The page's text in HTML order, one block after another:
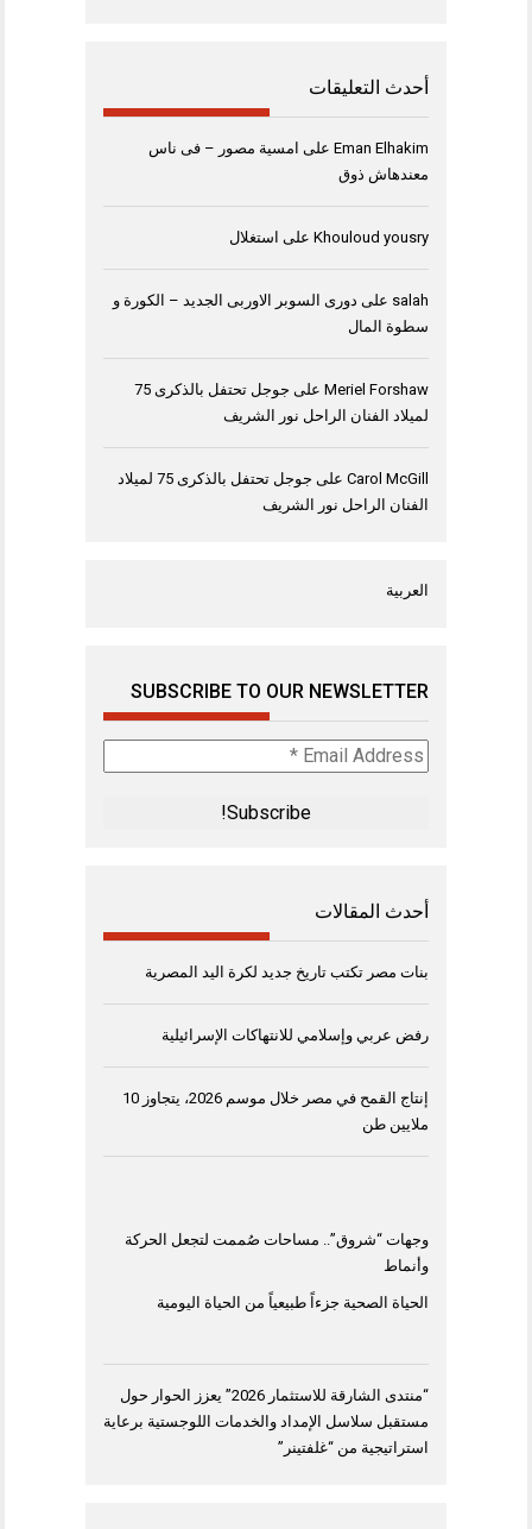
أحدث التعليقات
Eman Elhakim على امسية مصور – فى ناس
معندهاش ذوق
Khouloud yousry على استغلال
salah على دورى السوبر الاوربى الجديد – الكورة و
سطوة المال
Meriel Forshaw على
جوجل تحتفل بالذكرى 75
لميلاد الفنان الراحل نور الشريف
Carol McGill على
جوجل تحتفل بالذكرى 75 لميلاد
الفنان الراحل نور الشريف
العربية
SUBSCRIBE TO OUR NEWSLETTER
Email
Address
أحدث المقالات
بنات مصر تكتب تاريخ جديد لكرة اليد المصرية
رفض عربي وإسلامي للانتهاكات الإسرائيلية
إنتاج القمح في مصر خلال موسم 2026، يتجاوز 10
ملايين طن
وجهات “شروق”.. مساحات صُممت لتجعل الحركة
وأنماط
الحياة الصحية جزءاً طبيعياً من الحياة اليومية
“منتدى الشارقة للاستثمار 2026” يعزز الحوار حول
مستقبل سلاسل الإمداد والخدمات اللوجستية برعاية
استراتيجية من “غلفتينر”